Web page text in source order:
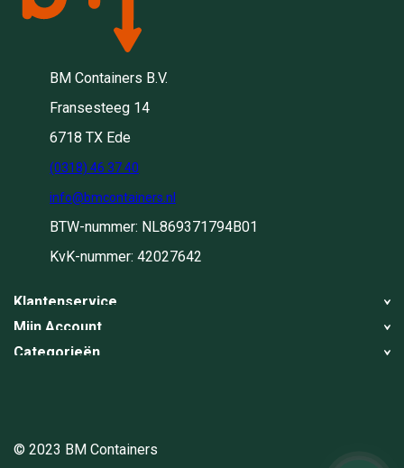
BM Containers B.V.
Fransesteeg 14
6718 TX Ede
(0318) 46 37 40
info@bmcontainers.nl
BTW-nummer: NL869371794B01
KvK-nummer: 42027642
Klantenservice
Over ons
Algemene voorwaarden
Mijn Account
Registreren
Categorieën
Container wisselen
© 2023 BM Containers